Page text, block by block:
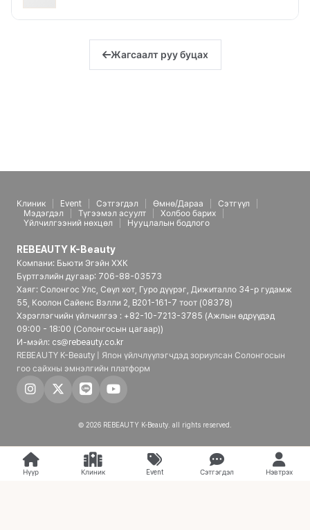
Жагсаалт руу буцах
Клиник Event Сэтгэгдэл Өмнө/Дараа
Сэтгүүл
Мэдэгдэл
Түгээмэл асуулт
Холбоо барих
Үйлчилгээний нөхцөл
Нууцлалын бодлого
REBEAUTY K-Beauty
Компани: Бьюти Эгэйн ХХК
Бүртгэлийн дугаар: 706-88-03573
Хаяг: Солонгос Улс, Сөүл хот, Гуро дүүрэг, Дижиталло 34-р гудамж
55, Коолон Сайенс Вэлли 2, B201-161-7 тоот (08378)
Хэрэглэгчийн үйлчилгээ : +82-10-7213-3785 (Ажлын өдрүүдэд
09:00 - 18:00 (Солонгосын цагаар))
И-мэйл: cs@rebeauty.co.kr
REBEAUTY K-Beauty | Япон үйлчлүүлэгчдэд зориулсан Солонгосын
гоо сайхны эмнэлгийн платформ
© 2026 REBEAUTY K-Beauty. all rights reserved.
Нүүр Клиник Event Сэтгэгдэл Нэвтрэх